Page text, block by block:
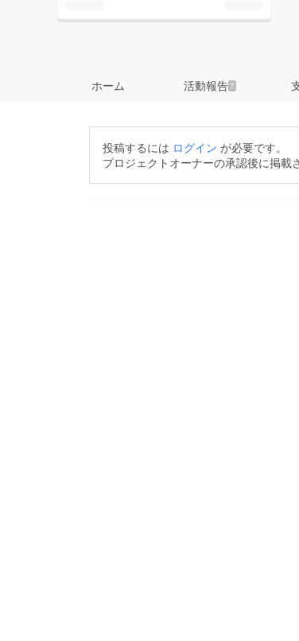
ホーム 活動報告7
投稿するには ログイン が必要です。
プロジェクトオーナーの承認後に掲載